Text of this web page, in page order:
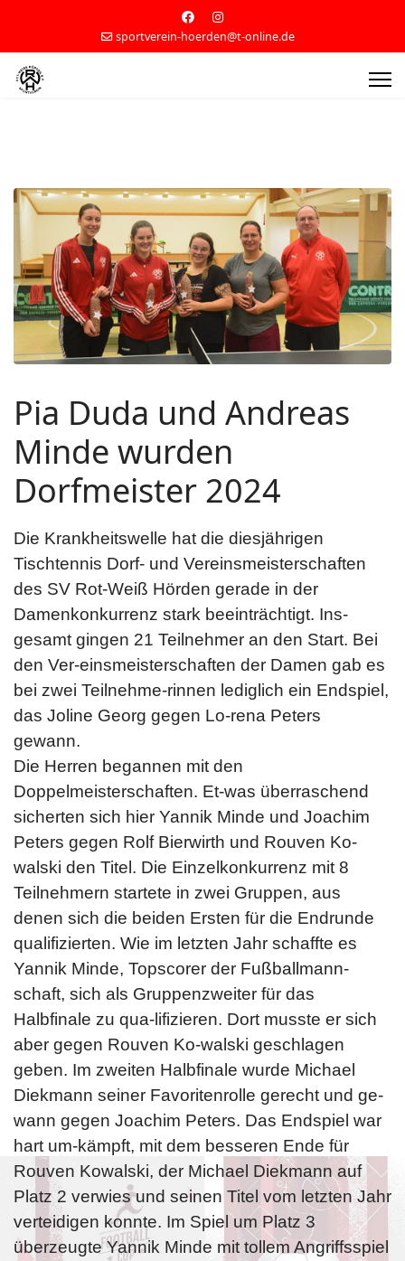
sportverein-hoerden@t-online.de
Pia Duda und Andreas
Minde wurden
Dorfmeister 2024
Die Krankheitswelle hat die diesjährigen
Tischtennis Dorf- und Vereinsmeisterschaften
des SV Rot-Weiß Hörden gerade in der
Damenkonkurrenz stark beeinträchtigt. Ins-
gesamt gingen 21 Teilnehmer an den Start. Bei
den Ver-einsmeisterschaften der Damen gab es
bei zwei Teilnehme-rinnen lediglich ein Endspiel,
das Joline Georg gegen Lo-rena Peters
gewann.
Die Herren begannen mit den
Doppelmeisterschaften. Et-was überraschend
sicherten sich hier Yannik Minde und Joachim
Peters gegen Rolf Bierwirth und Rouven Ko-
walski den Titel. Die Einzelkonkurrenz mit 8
Teilnehmern startete in zwei Gruppen, aus
denen sich die beiden Ersten für die Endrunde
qualifizierten. Wie im letzten Jahr schaffte es
Yannik Minde, Topscorer der Fußballmann-
schaft, sich als Gruppenzweiter für das
Halbfinale zu qua-lifizieren. Dort musste er sich
aber gegen Rouven Ko-walski geschlagen
geben. Im zweiten Halbfinale wurde Michael
Diekmann seiner Favoritenrolle gerecht und ge-
wann gegen Joachim Peters. Das Endspiel war
hart um-kämpft, mit dem besseren Ende für
Rouven Kowalski, der Michael Diekmann auf
Platz 2 verwies und seinen Titel vom letzten Jahr
verteidigen konnte. Im Spiel um Platz 3
überzeugte Yannik Minde mit tollem Angriffsspiel